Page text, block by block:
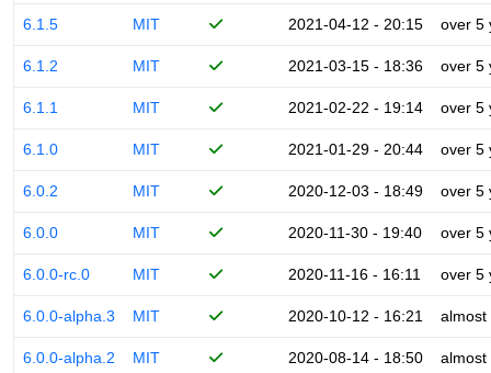
6.1.5 MIT 2021-04-12 - 20:15 over 5
6.1.2 MIT 2021-03-15 - 18:36 over 5
6.1.1 MIT 2021-02-22 - 19:14 over 5
6.1.0 MIT 2021-01-29 - 20:44 over 5
6.0.2 MIT 2020-12-03 - 18:49 over 5
6.0.0 MIT 2020-11-30 - 19:40 over 5
6.0.0-rc.0 MIT 2020-11-16 - 16:11 over 5
6.0.0-alpha.3 MIT 2020-10-12 - 16:21 almost
6.0.0-alpha.2 MIT 2020-08-14 - 18:50 almost